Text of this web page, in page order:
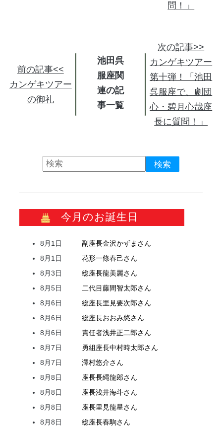
問！」
前の記事<<
カンゲキツアー
の御礼
池田呉
服座関
連の記
事
次の記事>>
カンゲキツアー
第十弾！「池田
呉服座で、劇団
心・碧月心哉座
長に質問！」
今月のお誕生日
8月1日 副座長金沢かずま さん
8月1日
花形一條春己さん
8月3日
総座長龍美麗さん
8月5日
二代目藤間智太郎さん
8月6日
総座長里見要次郎さん
8月6日
総座長おおみ悠さん
8月6日
責任者浅井正二郎さん
8月7日
勇組座長中村時太郎さん
8月7日
澤村悠介さん
8月8日
座長長縄龍郎さん
8月8日
座長浅井海斗さん
8月8日
座長里見龍星さん
8月8日
総座長春駒さん